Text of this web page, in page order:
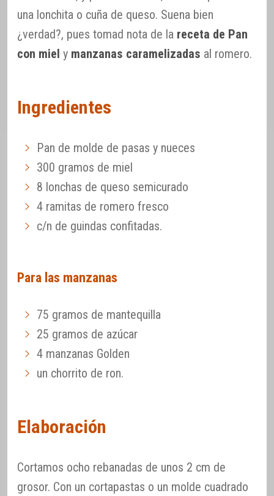
una lonchita o cuña de queso. Suena bien
¿verdad?, pues tomad nota de la receta de Pan
con miel y manzanas caramelizadas al romero.
Ingredientes
Pan de molde de pasas y nueces
300 gramos de miel
8 lonchas de queso semicurado
4 ramitas de romero fresco
c/n de guindas confitadas.
Para las manzanas
75 gramos de mantequilla
25 gramos de azúcar
4 manzanas Golden
un chorrito de ron.
Elaboración
Cortamos ocho rebanadas de unos 2 cm de
grosor. Con un cortapastas o un molde cuadrado